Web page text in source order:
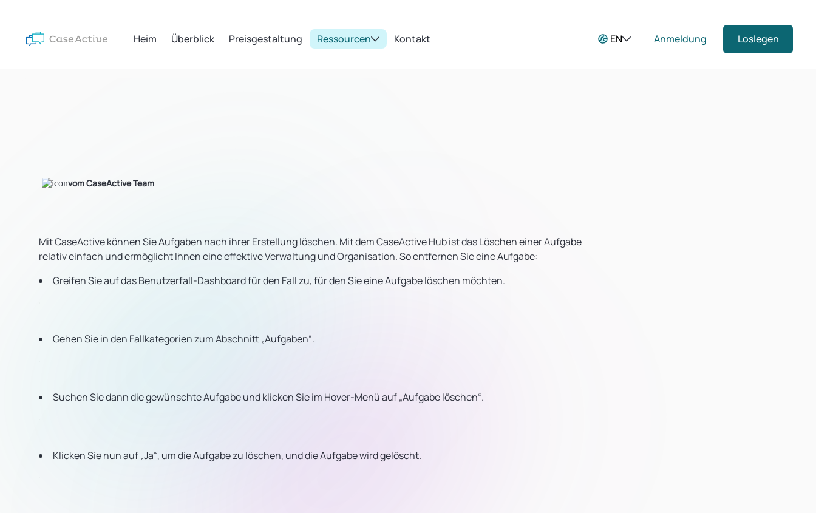
Heim Überblick Preisgestaltung Ressourcen Kontakt EN Anmeldung Loslegen
vom CaseActive Team
Mit CaseActive können Sie Aufgaben nach ihrer Erstellung löschen. Mit dem CaseActive Hub ist das Löschen einer Aufgabe
relativ einfach und ermöglicht Ihnen eine effektive Verwaltung und Organisation. So entfernen Sie eine Aufgabe:
Greifen Sie auf das Benutzerfall-Dashboard für den Fall zu, für den Sie eine Aufgabe löschen möchten.
Gehen Sie in den Fallkategorien zum Abschnitt „Aufgaben“.
Suchen Sie dann die gewünschte Aufgabe und klicken Sie im Hover-Menü auf „Aufgabe löschen“.
Klicken Sie nun auf „Ja“, um die Aufgabe zu löschen, und die Aufgabe wird gelöscht.